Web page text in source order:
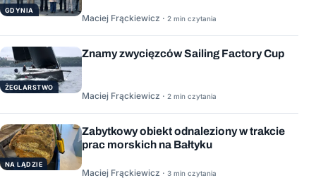
GDYNIA
Maciej Frąckiewicz · 2 min czytania
ŻEGLARSTWO
Znamy zwycięzców Sailing Factory Cup
Maciej Frąckiewicz · 2 min czytania
NA LĄDZIE
Zabytkowy obiekt odnaleziony w trakcie
prac morskich na Bałtyku
Maciej Frąckiewicz · 3 min czytania